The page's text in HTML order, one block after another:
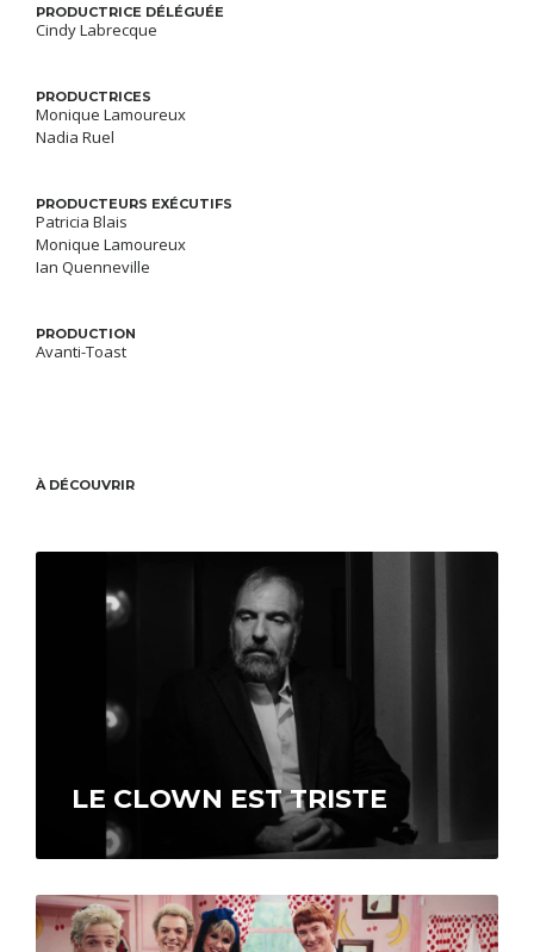
PRODUCTRICE DÉLÉGUÉE
Cindy Labrecque
PRODUCTRICES
Monique Lamoureux
Nadia Ruel
PRODUCTEURS EXÉCUTIFS
Patricia Blais
Monique Lamoureux
Ian Quenneville
PRODUCTION
Avanti-Toast
À DÉCOUVRIR
LE CLOWN EST TRISTE
Ce documentaire tente de comprendre
pourquoi tant d’humoristes éprouvent des
avec leur métier….